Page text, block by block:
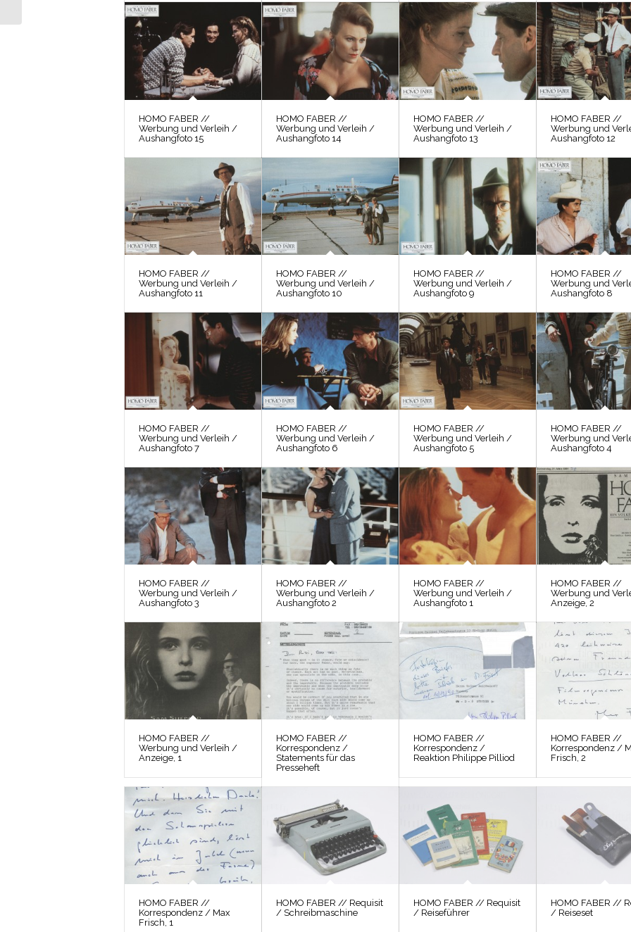
HOMO FABER //
Werbung und Verleih /
Aushangfoto 15
HOMO FABER //
Werbung und Verleih /
Aushangfoto 14
HOMO FABER //
Werbung und Verleih /
Aushangfoto 13
HOMO FABER //
Werbung und
Aushangfoto 12
HOMO FABER //
Werbung und Verleih /
Aushangfoto 11
HOMO FABER //
Werbung und Verleih /
Aushangfoto 10
HOMO FABER //
Werbung und Verleih /
Aushangfoto 9
HOMO FABER //
Werbung und
Aushangfoto 8
HOMO FABER //
Werbung und Verleih /
Aushangfoto 7
HOMO FABER //
Werbung und Verleih /
Aushangfoto 6
HOMO FABER //
Werbung und Verleih /
Aushangfoto 5
HOMO FABER //
Werbung und
Aushangfoto 4
HOMO FABER //
Werbung und Verleih /
Aushangfoto 3
HOMO FABER //
Werbung und Verleih /
Aushangfoto 2
HOMO FABER //
Werbung und Verleih /
Aushangfoto 1
HOMO FABER //
Werbung und
Anzeige, 2
HOMO FABER //
Werbung und Verleih /
Anzeige, 1
HOMO FABER //
Korrespondenz /
Statements für das
Presseheft
HOMO FABER //
Korrespondenz /
Reaktion Philippe Pilliod
HOMO FABER //
Korrespondenz /
Frisch, 2
HOMO FABER //
Korrespondenz / Max
Frisch, 1
HOMO FABER // Requisit
/ Schreibmaschine
HOMO FABER // Requisit
/ Reiseführer
HOMO FABER //
/ Reiseset